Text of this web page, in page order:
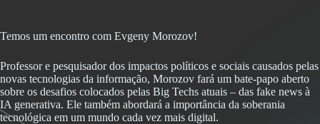
Temos um encontro com Evgeny Morozov!
Professor e pesquisador dos impactos políticos e sociais causados pelas
novas tecnologias da informação, Morozov fará um bate-papo aberto
sobre os desafios colocados pelas Big Techs atuais – das fake news à
IA generativa. Ele também abordará a importância da soberania
tecnológica em um mundo cada vez mais digital.